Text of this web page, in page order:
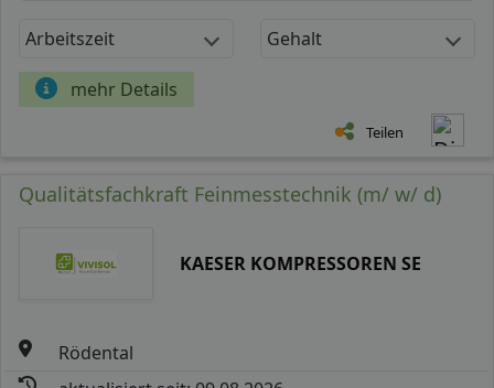
Arbeitszeit Gehalt
mehr Details
Teilen
Qualitätsfachkraft Feinmesstechnik (m/ w/ d)
KAESER KOMPRESSOREN SE
Rödental